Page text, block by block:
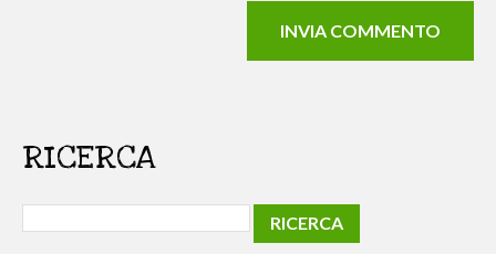
RICERCA